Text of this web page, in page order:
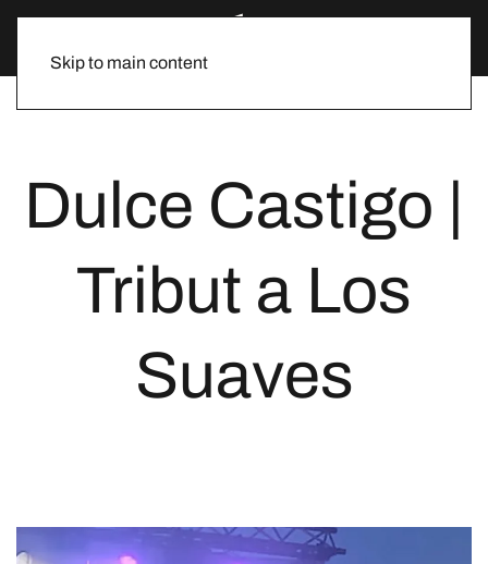
Skip to main content
Dulce Castigo |
Tribut a Los
Suaves